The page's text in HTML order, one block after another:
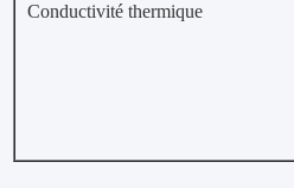
Conductivité thermique